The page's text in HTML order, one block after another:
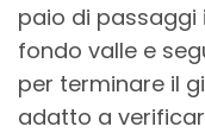
paio di passaggi
fondo valle e
per terminare il
adatto a